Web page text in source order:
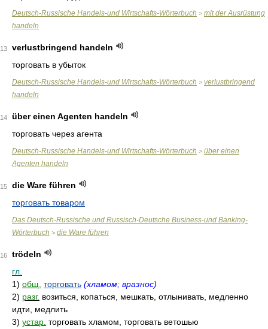
Deutsch-Russische Handels-und Wirtschafts-Wörterbuch > mit der Ausrüstung
handeln
13
verlustbringend handeln
торговать в убыток
Deutsch-Russische Handels-und Wirtschafts-Wörterbuch > verlustbringend
handeln
14
über einen Agenten handeln
торговать через агента
Deutsch-Russische Handels-und Wirtschafts-Wörterbuch > über einen
Agenten handeln
15
die Ware führen
торговать товаром
Das Deutsch-Russische und Russisch-Deutsche Business-und Banking-
Wörterbuch > die Ware führen
16
trödeln
гл.
1) общ. торговать (хламом; вразнос)
2) разг. возиться, копаться, мешкать, отлынивать, медленно
идти, медлить
3) устар. торговать хламом, торговать ветошью